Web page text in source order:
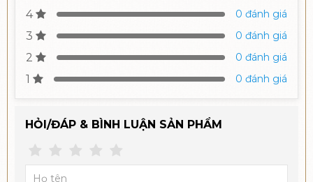
4 0 đánh giá
3 0 đánh giá
2 0 đánh giá
1 0 đánh giá
HỎI/ĐÁP & BÌNH LUẬN SẢN PHẨM